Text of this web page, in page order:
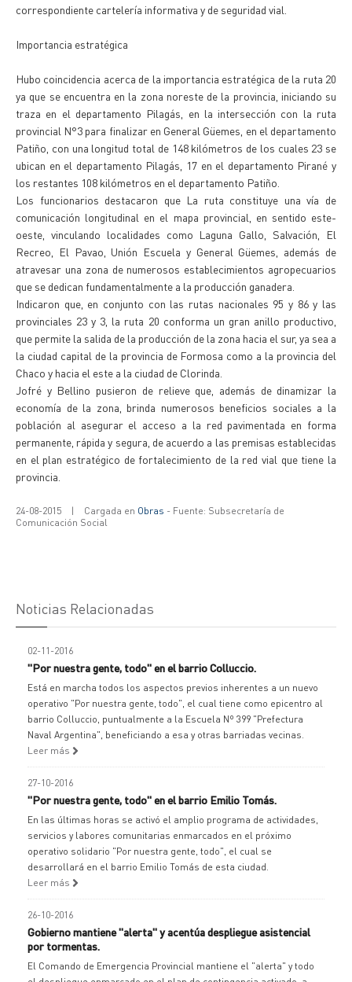
correspondiente cartelería informativa y de seguridad vial.
Importancia estratégica
Hubo coincidencia acerca de la importancia estratégica de la ruta 20
ya que se encuentra en la zona noreste de la provincia, iniciando su
traza en el departamento Pilagás, en la intersección con la ruta
provincial N°3 para finalizar en General Güemes, en el departamento
Patiño, con una longitud total de 148 kilómetros de los cuales 23 se
ubican en el departamento Pilagás, 17 en el departamento Pirané y
los restantes 108 kilómetros en el departamento Patiño.
Los funcionarios destacaron que La ruta constituye una vía de
comunicación longitudinal en el mapa provincial, en sentido este-
oeste, vinculando localidades como Laguna Gallo, Salvación, El
Recreo, El Pavao, Unión Escuela y General Güemes, además de
atravesar una zona de numerosos establecimientos agropecuarios
que se dedican fundamentalmente a la producción ganadera.
Indicaron que, en conjunto con las rutas nacionales 95 y 86 y las
provinciales 23 y 3, la ruta 20 conforma un gran anillo productivo,
que permite la salida de la producción de la zona hacia el sur, ya sea a
la ciudad capital de la provincia de Formosa como a la provincia del
Chaco y hacia el este a la ciudad de Clorinda.
Jofré y Bellino pusieron de relieve que, además de dinamizar la
economía de la zona, brinda numerosos beneficios sociales a la
población al asegurar el acceso a la red pavimentada en forma
permanente, rápida y segura, de acuerdo a las premisas establecidas
en el plan estratégico de fortalecimiento de la red vial que tiene la
provincia.
24-08-2015 | Cargada en Obras - Fuente: Subsecretaría de
Comunicación Social
Noticias Relacionadas
02-11-2016
"Por nuestra gente, todo" en el barrio Colluccio.
Está en marcha todos los aspectos previos inherentes a un nuevo
operativo "Por nuestra gente, todo", el cual tiene como epicentro al
barrio Colluccio, puntualmente a la Escuela Nº 399 "Prefectura
Naval Argentina", beneficiando a esa y otras barriadas vecinas.
Leer más
27-10-2016
"Por nuestra gente, todo" en el barrio Emilio Tomás.
En las últimas horas se activó el amplio programa de actividades,
servicios y labores comunitarias enmarcados en el próximo
operativo solidario "Por nuestra gente, todo", el cual se
desarrollará en el barrio Emilio Tomás de esta ciudad.
Leer más
26-10-2016
Gobierno mantiene "alerta" y acentúa despliegue asistencial
por tormentas.
El Comando de Emergencia Provincial mantiene el "alerta" y todo